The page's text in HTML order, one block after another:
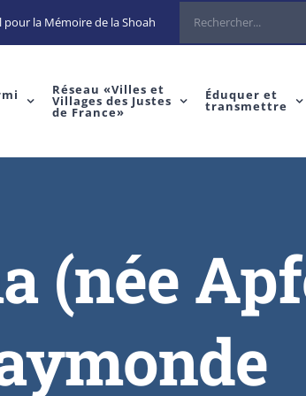
la Mémoire de la Shoah Rechercher
Réseau «Villes et
Villages des Justes
de France»
Éduquer et
transmettre
(née